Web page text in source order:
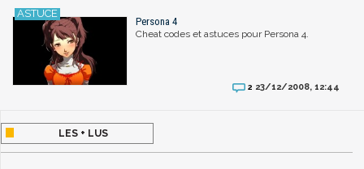
Persona 4
Cheat codes et astuces pour Persona 4.
2 23/12/2008, 12:44
LES + LUS